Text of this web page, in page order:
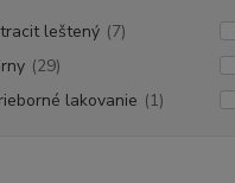
leštený (7)
(29)
lakovanie (1)